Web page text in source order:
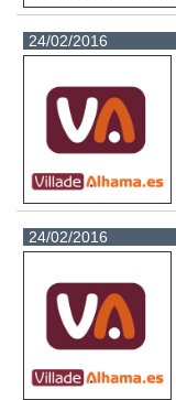
24/02/2016
24/02/2016